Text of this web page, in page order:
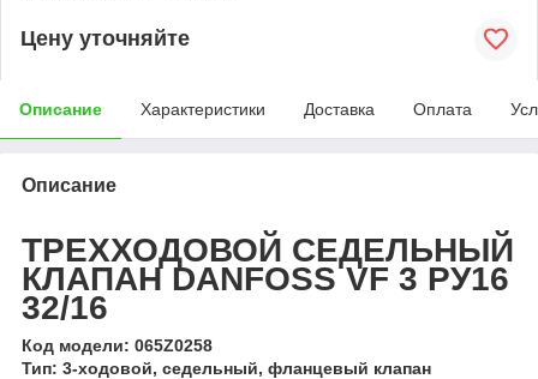
Цену уточняйте
Описание Характеристики Доставка Оплата
Описание
ТРЕХХОДОВОЙ СЕДЕЛЬНЫЙ
КЛАПАН DANFOSS VF 3 РУ16
32/16
Код модели: 065Z0258
Тип: 3-ходовой, седельный, фланцевый клапан